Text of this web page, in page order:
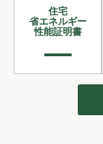
住宅
省エネルギー
性能証明書